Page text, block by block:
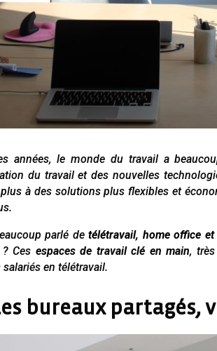
années, le monde du travail a
du travail et des nouvelles
à des solutions plus flexibles et
parlé detélétravail, home office
? Ces espaces de travail clé en main,
en télétravail.
bureaux partagés,